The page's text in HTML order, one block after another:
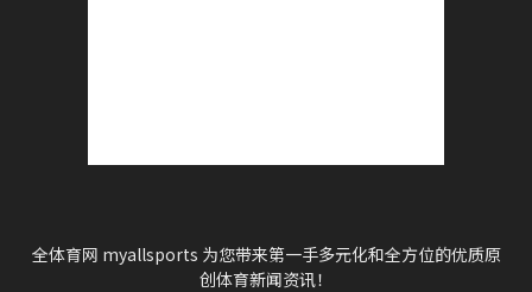
全体育网 myallsports 为您带来第一手多元化和全方位的优质原
创体育新闻资讯！